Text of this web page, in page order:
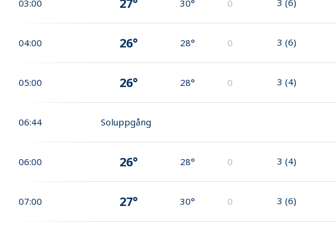
03:00 30° 0
04:00 26° 28° 0 3 (6)
05:00 26° 28° 0 3 (4)
06:44 Soluppgång
06:00 26° 28° 0 3 (4)
07:00 27° 30° 0 3 (6)